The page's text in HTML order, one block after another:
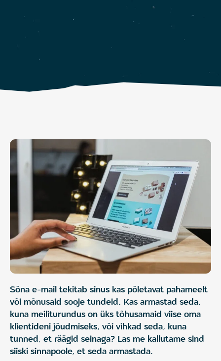
Sõna e-mail tekitab sinus kas põletavat pahameelt
või mõnusaid sooje tundeid. Kas armastad seda,
kuna meiliturundus on üks tõhusamaid viise oma
klientideni jõudmiseks, või vihkad seda, kuna
tunned, et räägid seinaga? Las me kallutame sind
siiski sinnapoole, et seda armastada.